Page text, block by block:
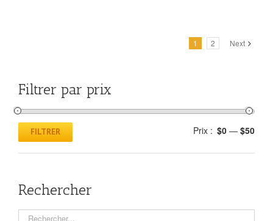
1 2 Next
Filtrer par prix
FILTRER Prix : $0 — $50
Rechercher